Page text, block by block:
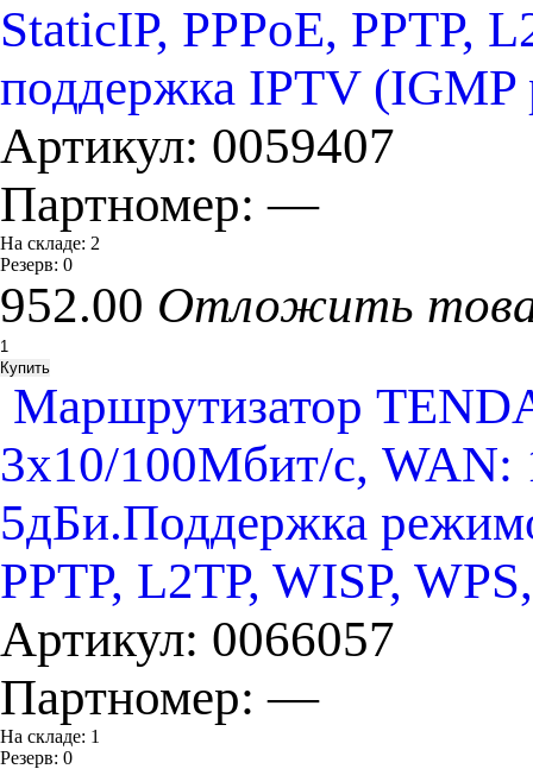
StaticIP, PPPoE, PPTP,
поддержка IPTV (IGMP
Артикул: 0059407
Партномер:—
На складе: 2
Резерв: 0
952.00 Отложить
Маршрутизатор
3х10/100Мбит/с, WAN:
5дБи.Поддержка
PPTP, L2TP, WISP,
Артикул: 0066057
Партномер:—
На складе: 1
Резерв: 0